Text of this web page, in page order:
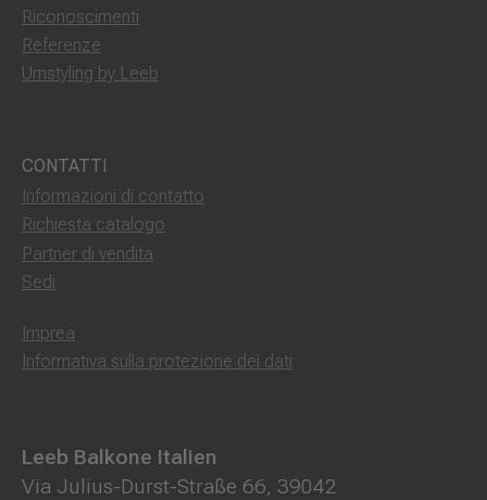
Riconoscimenti
Referenze
Umstyling by Leeb
CONTATTI
Informazioni di contatto
Richiesta catalogo
Partner di vendita
Sedi
Imprea
Informativa sulla protezione dei dati
Leeb Balkone Italien
Via Julius-Durst-Straße 66, 39042